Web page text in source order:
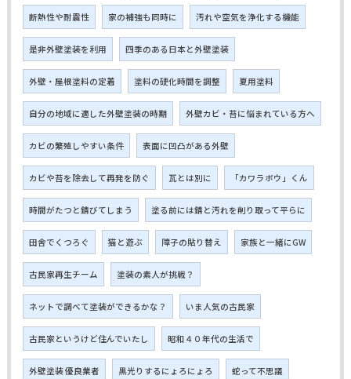
断熱性や耐震性 家の補強も同時に 汚れや空気を浄化する機能
是非外壁塗装を利用 四季のある日本と外壁塗装
外壁・屋根塗料の定着 塗料の硬化時間を調整 夏用塗料
自分の地域に適した外壁塗装の時期 外壁カビ・苔に悩まれている方へ
カビの繁殖しやすい条件 表面に凹凸がある外壁
カビや苔を除去して再発を防ぐ 瓦とは別に 「カワラボウ」くん
時間がたつと錆びてしまう 塗る前には錆と汚れを削り取って平らに
田舎でくつろぐ 猫と遊ぶ 障子の貼り替え 家族と一緒にGW
古民家再生チーム 塗装の素人が挑戦？
ネットで調べて塗装ができるかな？ いま人気の古民家
古民家というけど住んでいたし 昭和４０年代の生活で
外壁塗装 優良業者 黒光りするにょろにょろ 蛇って不思議